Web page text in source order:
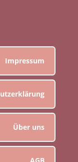
Impressum
Über uns